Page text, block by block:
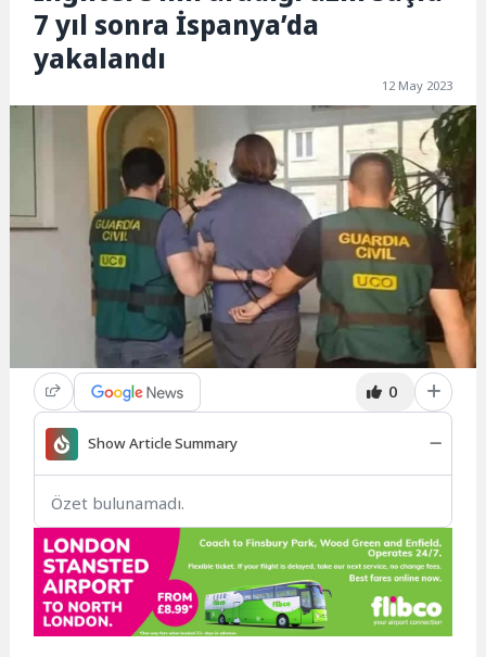
7 yıl sonra İspanya’da
yakalandı
12 May 2023
0
Show Article Summary
Özet bulunamadı.